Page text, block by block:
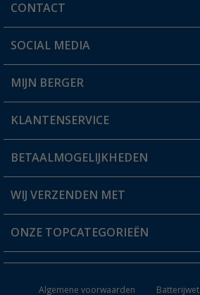
CONTACT
Een vraag?
Winkel vinden
SOCIAL MEDIA
MIJN BERGER
Mijn account
Status bestelling
Verlanglijstje
KLANTENSERVICE
FAQ & Contact
Verzendinformatie
Catalogus
BETAALMOGELIJKHEDEN
WIJ VERZENDEN MET
ONZE TOPCATEGORIEËN
Algemene voorwaarden Batterijwet